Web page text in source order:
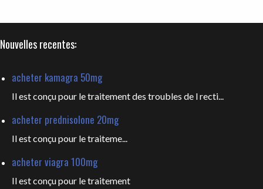
Nouvelles recentes:
acheter kamagra 50mg
Il est conçu pour le traitement des troubles de l recti...
acheter prednisolone 20mg
Il estconçu pour le traiteme...
acheter viagra 100mg
Il estconçu pour le traitement